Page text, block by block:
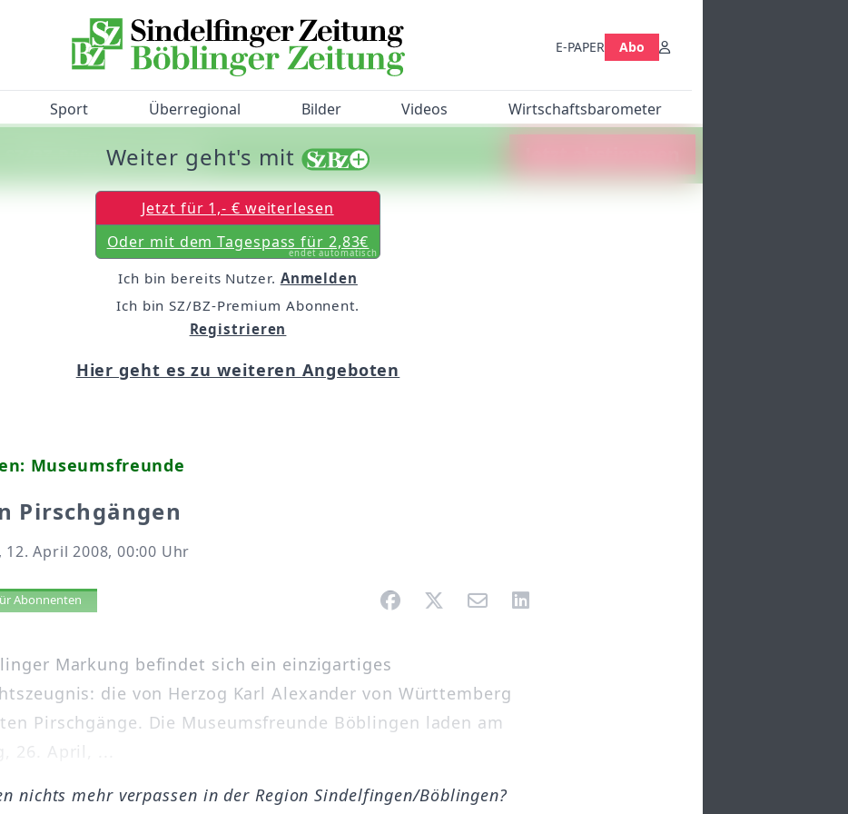
E-PAPER Abo
Sport Überregional Bilder Videos Wirtschaftsbarometer
SZ/BZ-Bürgerbarometer!
Museumsfreunde
Pirschgängen
12. April 2008, 00:00 Uhr
vorlesen
Abonnenten
Markung befindet sich ein einzigartiges
die von Herzog Karl Alexander von Württemberg
Pirschgänge. Die Museumsfreunde Böblingen laden am
26. April, ...
Weiter geht's mit
Jetzt für 1,- € weiterlesen
Oder mit dem Tagespass für 2,83€
endet automatisch
Ich bin bereits Nutzer. Anmelden
Ich bin SZ/BZ-Premium Abonnent.
Registrieren
Hier geht es zu weiteren Angeboten
nichts mehr verpassen in der Region Sindelfingen/Böblingen?